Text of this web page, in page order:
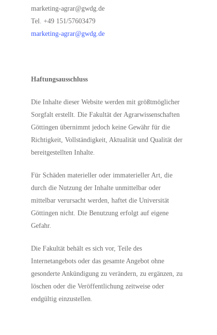
marketing-agrar@gwdg.de
Tel. +49 151/57603479
marketing-agrar@gwdg.de
Haftungsausschluss
Die Inhalte dieser Website werden mit größtmöglicher
Sorgfalt erstellt. Die Fakultät der Agrarwissenschaften
Göttingen übernimmt jedoch keine Gewähr für die
Richtigkeit, Vollständigkeit, Aktualität und Qualität der
bereitgestellten Inhalte.
Für Schäden materieller oder immaterieller Art, die
durch die Nutzung der Inhalte unmittelbar oder
mittelbar verursacht werden, haftet die Universität
Göttingen nicht. Die Benutzung erfolgt auf eigene
Gefahr.
Die Fakultät behält es sich vor, Teile des
Internetangebots oder das gesamte Angebot ohne
gesonderte Ankündigung zu verändern, zu ergänzen, zu
löschen oder die Veröffentlichung zeitweise oder
endgültig einzustellen.